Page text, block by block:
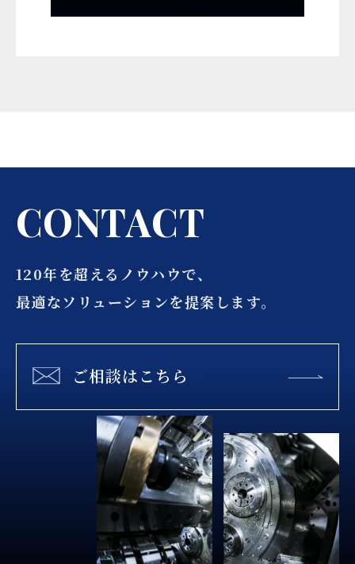
CONTACT
120年を超えるノウハウで、
最適なソリューションを提案します。
ご相談はこちら